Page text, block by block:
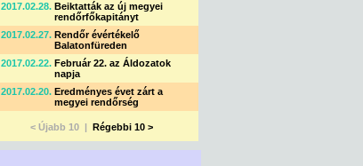
2017.02.28. Beiktatták az új megyei
rendőrfőkapitányt
2017.02.27. Rendőr évértékelő
Balatonfüreden
2017.02.22. Február 22. az Áldozatok
napja
2017.02.20. Eredményes évet zárt a
megyei rendőrség
< Újabb 10 | Régebbi 10 >